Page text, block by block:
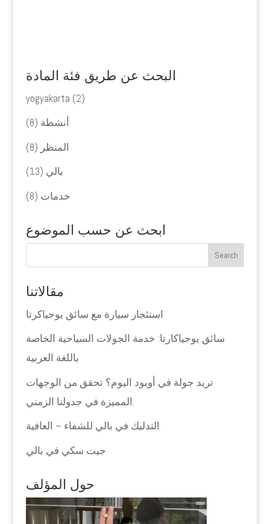
البحث عن طريق فئة المادة
yogyakarta (2)
أنشطة (8)
المنظر (8)
بالي (13)
خدمات (8)
ابحث عن حسب الموضوع
مقالاتنا
استئجار سيارة مع سائق يوجياكرتا
سائق يوجياكارتا: خدمة الجولات السياحية الخاصة
باللغة العربية
تريد جولة في أوبود اليوم؟ تحقق من الوجهات
المميزة في جدولنا الزمني.
التدليك في بالي للشفاء – العافية
جيت سكي في بالي
حول المؤلف